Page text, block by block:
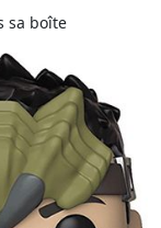
sa boîte